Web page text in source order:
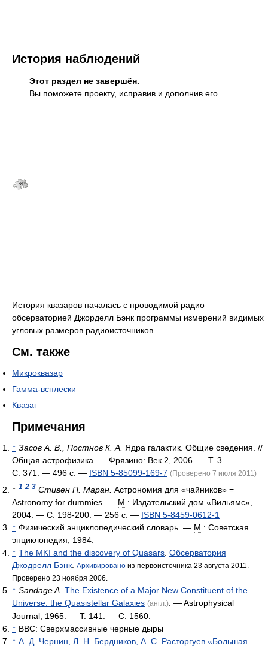
История наблюдений
Этот раздел не завершён.
Вы поможете проекту, исправив и дополнив его.
История квазаров началась с проводимой радио
обсерваторией Джорделл Бэнк программы измерений видимых
угловых размеров радиоисточников.
См. также
Микроквазар
Гамма-всплески
Квазаг
Примечания
↑ Засов А. В., Постнов К. А. Ядра галактик. Общие сведения. //
Общая астрофизика. — Фрязино: Век 2, 2006. — Т. 3. —
С. 371. — 496 с. — ISBN 5-85099-169-7 (Проверено 7 июля 2011)
↑ 1 2 3 Стивен П. Маран. Астрономия для «чайников» =
Astronomy for dummies. — М .: Издательский дом «Вильямс»,
2004. — С. 198-200. — 256 с. — ISBN 5-8459-0612-1
↑ Физический энциклопедический словарь. — М .: Советская
энциклопедия, 1984.
↑ The MKI and the discovery of Quasars Обсерватория
Джодрелл Бэнк
Архивировано из первоисточника 23 августа 2011.
Проверено 23 ноября 2006.
↑ Sandage A. The Existence of a Major New Constituent of the
Universe: the Quasistellar Galaxies (англ.) . — Astrophysical
Journal, 1965. — Т. 141. — С. 1560.
↑ BBC: Сверхмассивные черные дыры
↑ А. Д. Чернин, Л. Н. Бердников, А. С. Расторгуев «Большая